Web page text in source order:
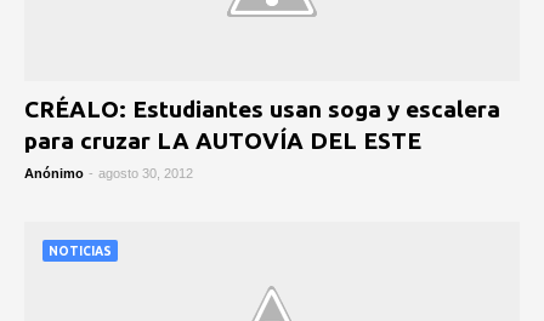
CRÉALO: Estudiantes usan soga y escalera
para cruzar LA AUTOVÍA DEL ESTE
Anónimo - agosto 30, 2012
NOTICIAS